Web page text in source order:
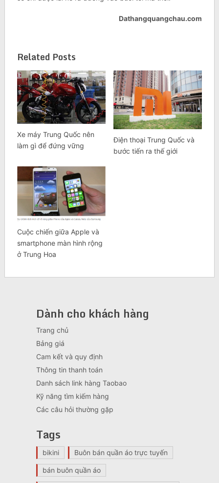
Dathangquangchau.com
Related Posts
Xe máy Trung Quốc nên
làm gì để đứng vững
Điện thoại Trung Quốc và
bước tiến ra thế giới
Cuộc chiến giữa Apple và
smartphone màn hình rộng
ở Trung Hoa
Dành cho khách hàng
Trang chủ
Bảng giá
Cam kết và quy định
Thông tin thanh toán
Danh sách link hàng Taobao
Kỹ năng tìm kiếm hàng
Các câu hỏi thường gặp
Tags
bikini Buôn bán quần áo trực tuyến
bán buôn quần áo